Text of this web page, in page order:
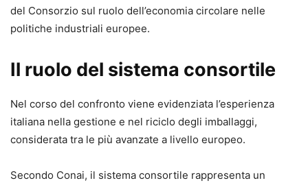
del Consorzio sul ruolo dell’economia circolare nelle
politiche industriali europee.
Il ruolo del sistema consortile
Nel corso del confronto viene evidenziata l’esperienza
italiana nella gestione e nel riciclo degli imballaggi,
considerata tra le più avanzate a livello europeo.
Secondo Conai, il sistema consortile rappresenta un